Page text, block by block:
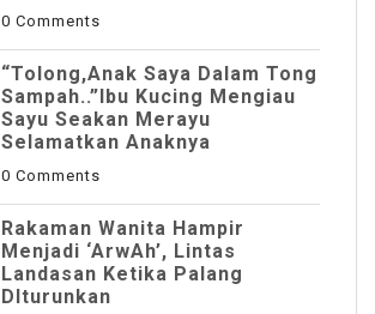
0 Comments
“Tolong,Anak Saya Dalam Tong
Sampah..”Ibu Kucing Mengiau
Sayu Seakan Merayu
Selamatkan Anaknya
0 Comments
Rakaman Wanita Hampir
Menjadi ‘ArwAh’, Lintas
Landasan Ketika Palang
DIturunkan